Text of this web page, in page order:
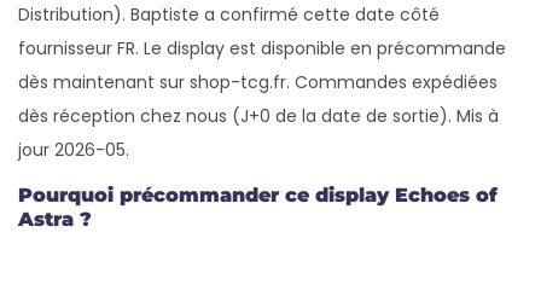
Distribution). Baptiste a confirmé cette date côté
fournisseur FR. Le display est disponible en précommande
dès maintenant sur shop-tcg.fr. Commandes expédiées
dès réception chez nous (J+0 de la date de sortie). Mis à
jour 2026-05.
Pourquoi précommander ce display Echoes of
Astra ?